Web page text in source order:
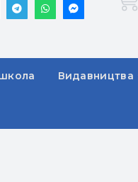
Видавництва